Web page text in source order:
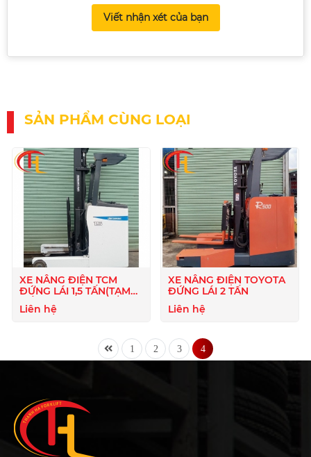
Viết nhận xét của bạn
SẢN PHẨM CÙNG LOẠI
XE NÂNG ĐIỆN TCM
ĐỨNG LÁI 1,5 TẤN(TẠM
HẾT HÀNG )
Liên hệ
XE NÂNG ĐIỆN TOYOTA
ĐỨNG LÁI 2 TẤN
Liên hệ
1 2 3 4